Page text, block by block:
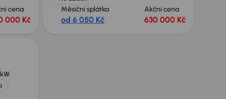
cena
000 Kč
Měsíční splátka
od 6 050 Kč
Akční cena
630 000 Kč